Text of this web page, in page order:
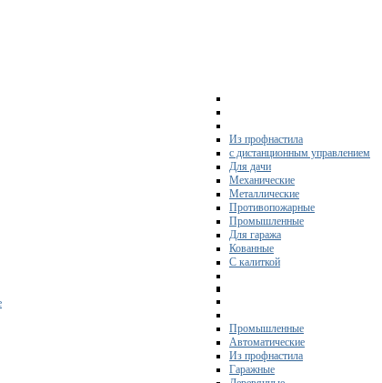
Из профнастила
с дистанционным управлением
Для дачи
Механические
Металлические
Противопожарные
Промышленные
Для гаража
Кованные
С калиткой
Промышленные
Автоматические
Из профнастила
Гаражные